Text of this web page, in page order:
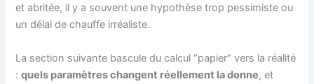
et abritée, il y a souvent une hypothèse trop pessimiste ou
un délai de chauffe irréaliste.
La section suivante bascule du calcul “papier” vers la réalité
:quels paramètres changent réellement la donne, et